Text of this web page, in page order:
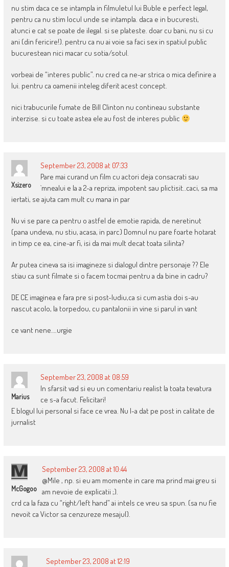
nu stim daca ce se intampla in filmuletul lui Buble e perfect legal,
pentru ca nu stim locul unde se intampla. daca e in bucuresti,
atunci e cat se poate de ilegal. si se plateste. doar cu bani, nu si cu
ani (din fericire!). pentru ca nu ai voie sa faci sex in spatiul public
bucurestean nici macar cu sotia/sotul.
vorbeai de “interes public”. nu cred ca ne-ar strica o mica definire a
lui. pentru ca oamenii inteleg diferit acest concept.
nici trabucurile fumate de Bill Clinton nu contineau substante
interzise. si cu toate astea ele au fost de interes public
Xsizero
September 23, 2008 at 07:33
Pare mai curand un film cu actori deja consacrati sau
`mnealui e la a 2-a repriza, impotent sau plictisit..caci, sa ma
iertati, se ajuta cam mult cu mana in par
Nu vi se pare ca pentru o astfel de emotie rapida, de neretinut
(pana undeva, nu stiu, acasa, in parc) Domnul nu pare foarte hotarat
in timp ce ea, cine-ar fi, isi da mai mult decat toata silinta?
Ar putea cineva sa isi imagineze si dialogul dintre personaje ?? Ele
stiau ca sunt filmate si o facem tocmai pentru a da bine in cadru?
DE CE imaginea e fara pre si post-ludiu,ca si cum astia doi s-au
nascut acolo, la torpedou, cu pantalonii in vine si parul in vant
ce vant nene….urgie
Marius
September 23, 2008 at 08:59
In sfarsit vad si eu un comentariu realist la toata tevatura
ce s-a facut. Felicitari!
E blogul lui personal si face ce vrea. Nu l-a dat pe post in calitate de
jurnalist
McGogoo
September 23, 2008 at 10:44
@Mile , np. si eu am momente in care ma prind mai greu si
am nevoie de explicatii ;).
crd ca la faza cu “right/left hand” ai intels ce vreu sa spun. (sa nu fie
nevoit ca Victor sa cenzureze mesajul).
September 23, 2008 at 12:19